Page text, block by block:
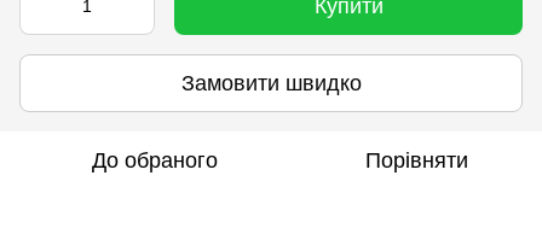
Купити
Замовити швидко
До обраного Порівняти